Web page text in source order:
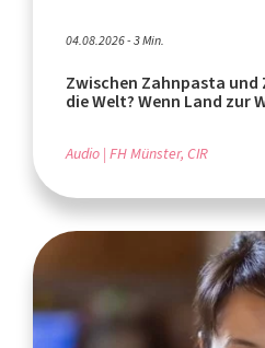
04.08.2026 - 3 Min.
Zwischen Zahnpasta
die Welt? Wenn Land zur
Audio FH Münster, CIR